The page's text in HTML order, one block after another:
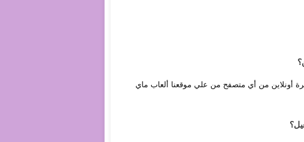
مباشرة أونلاين من أي متصفح من علي موقعنا ألعاب ماي